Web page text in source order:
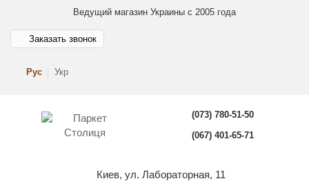
Ведущий магазин Украины с 2005 года
Рус Укр
Заказать звонок
(073) 780-51-50
(067) 401-65-71
Киев, ул. Лабораторная, 11